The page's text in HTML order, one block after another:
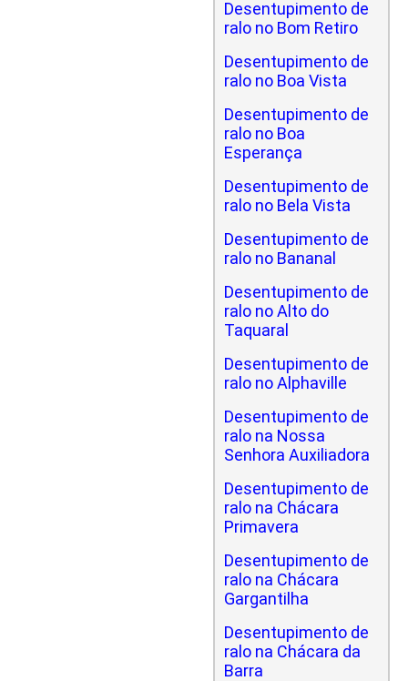
Desentupimento de
ralo no Bom Retiro
Desentupimento de
ralo no Boa Vista
Desentupimento de
ralo no Boa
Esperança
Desentupimento de
ralo no Bela Vista
Desentupimento de
ralo no Bananal
Desentupimento de
ralo no Alto do
Taquaral
Desentupimento de
ralo no Alphaville
Desentupimento de
ralo na Nossa
Senhora Auxiliadora
Desentupimento de
ralo na Chácara
Primavera
Desentupimento de
ralo na Chácara
Gargantilha
Desentupimento de
ralo na Chácara da
Barra